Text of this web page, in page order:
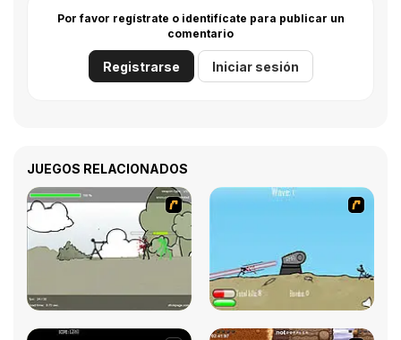
Por favor regístrate o identifícate para publicar un
comentario
Registrarse Iniciar sesión
JUEGOS RELACIONADOS